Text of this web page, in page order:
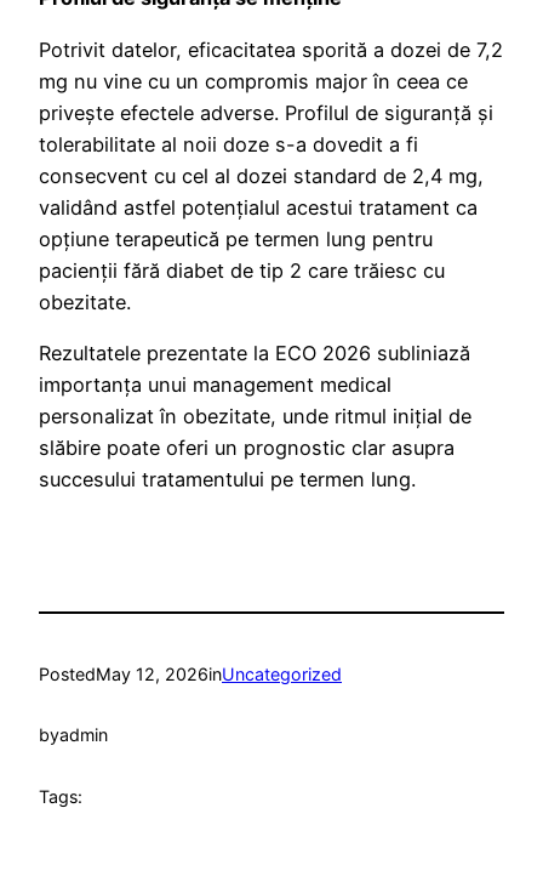
Potrivit datelor, eficacitatea sporită a dozei de 7,2
mg nu vine cu un compromis major în ceea ce
privește efectele adverse. Profilul de siguranță și
tolerabilitate al noii doze s-a dovedit a fi
consecvent cu cel al dozei standard de 2,4 mg,
validând astfel potențialul acestui tratament ca
opțiune terapeutică pe termen lung pentru
pacienții fără diabet de tip 2 care trăiesc cu
obezitate.
Rezultatele prezentate la ECO 2026 subliniază
importanța unui management medical
personalizat în obezitate, unde ritmul inițial de
slăbire poate oferi un prognostic clar asupra
succesului tratamentului pe termen lung.
PostedMay 12, 2026inUncategorized
byadmin
Tags: